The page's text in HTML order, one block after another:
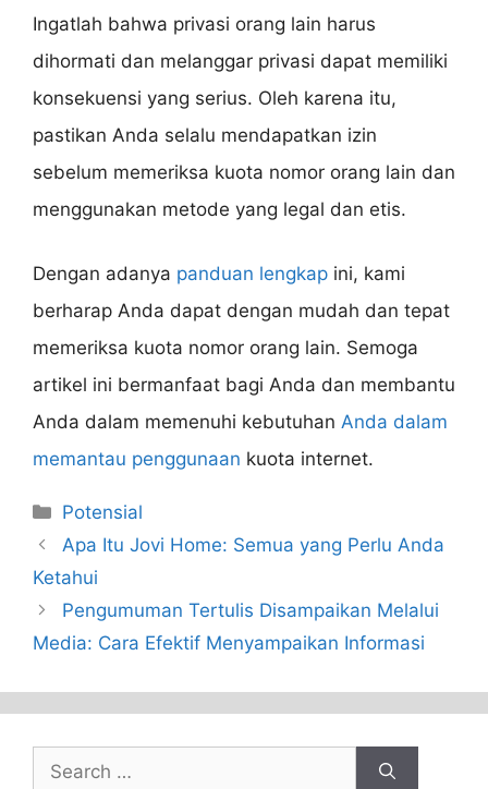
Ingatlah bahwa privasi orang lain harus
dihormati dan melanggar privasi dapat memiliki
konsekuensi yang serius. Oleh karena itu,
pastikan Anda selalu mendapatkan izin
sebelum memeriksa kuota nomor orang lain dan
menggunakan metode yang legal dan etis.
Dengan adanya panduan lengkap ini, kami
berharap Anda dapat dengan mudah dan tepat
memeriksa kuota nomor orang lain. Semoga
artikel ini bermanfaat bagi Anda dan membantu
Anda dalam memenuhi kebutuhan Anda dalam
memantau penggunaan kuota internet.
Categories
Potensial
Apa Itu Jovi Home: Semua yang Perlu Anda
Ketahui
Pengumuman Tertulis Disampaikan Melalui
Media: Cara Efektif Menyampaikan Informasi
Search